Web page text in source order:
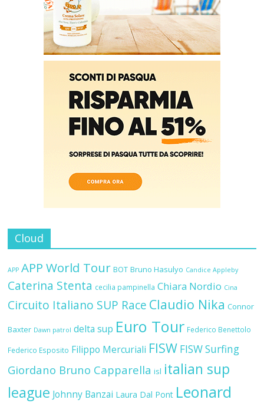
Cloud
APP APP World Tour BOT Bruno Hasulyo Candice Appleby
Caterina Stenta cecilia pampinella Chiara Nordio Cina
Circuito Italiano SUP Race Claudio Nika Connor
Baxter Dawn patrol delta sup Euro Tour Federico Benettolo
Federico Esposito Filippo Mercuriali FISW FISW Surfing
Giordano Bruno Capparella isl italian sup
league Johnny Banzai Laura Dal Pont Leonard